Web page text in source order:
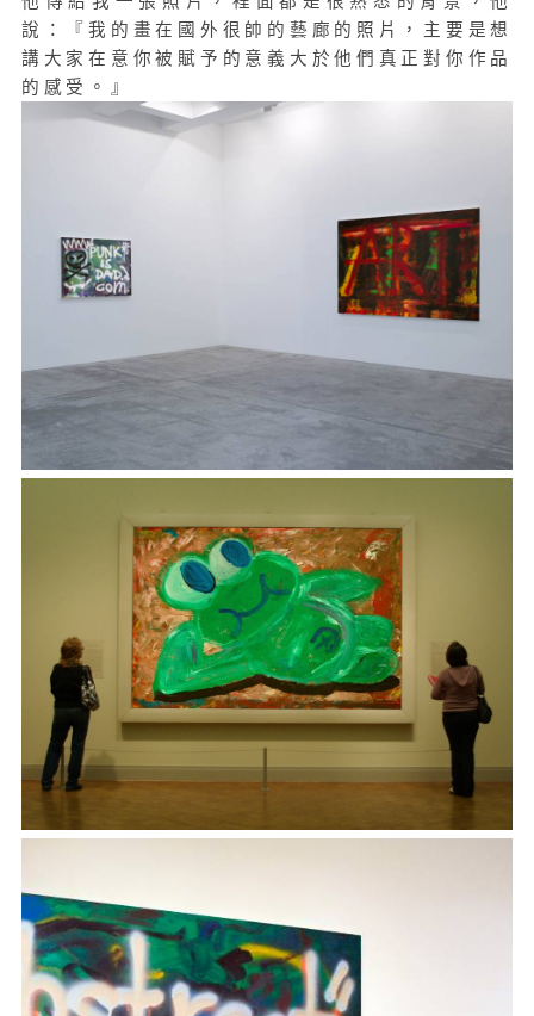
說：『我的畫在國外很帥的藝廊的照片，主要是想
講大家在意你被賦予的意義大於他們真正對你作品
的感受。』